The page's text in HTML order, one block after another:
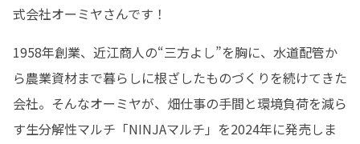
式会社オーミヤさんです！
1958年創業、近江商人の“三方よし”を胸に、水道配管か
ら農業資材まで暮らしに根ざしたものづくりを続けてきた
会社。そんなオーミヤが、畑仕事の手間と環境負荷を減ら
す生分解性マルチ「NINJAマルチ」を2024年に発売しま